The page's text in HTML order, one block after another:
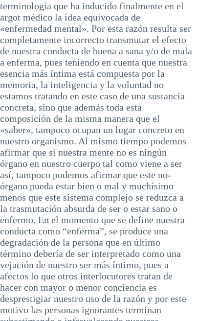
terminología que ha inducido finalmente en el
argot médico la idea equivocada de
«enfermedad mental». Por esta razón resulta ser
completamente incorrecto transmutar el efecto
de nuestra conducta de buena a sana y/o de mala
a enferma, pues teniendo en cuenta que nuestra
esencia más íntima está compuesta por la
memoria, la inteligencia y la voluntad no
estamos tratando en este caso de una sustancia
concreta, sino que además toda esta
composición de la misma manera que el
«saber», tampoco ocupan un lugar concreto en
nuestro organismo. Al mismo tiempo podemos
afirmar que si nuestra mente no es ningún
órgano en nuestro cuerpo tal como viene a ser
así, tampoco podemos afirmar que este no-
órgano pueda estar bien o mal y muchísimo
menos que este sistema complejo se reduzca a
la trasmutación absurda de ser o estar sano o
enfermo. En el momento que se define nuestra
conducta como “enferma”, se produce una
degradación de la persona que en último
término debería de ser interpretado como una
vejación de nuestro ser más íntimo, pues a
afectos lo que otros interlocutores tratan de
hacer con mayor o menor conciencia es
desprestigiar nuestro uso de la razón y por este
motivo las personas ignorantes terminan